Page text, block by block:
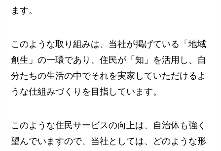
ます。
このような取り組みは、当社が掲げている「地域
創生」の一環であり、住民が「知」を活用し、自
分たちの生活の中でそれを実家していただけるよ
うな仕組みづくりを目指しています。
このような住民サービスの向上は、自治体も強く
望んでいますので、当社としては、どのような形